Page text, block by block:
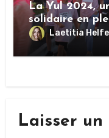
La Yul 2024,
solidaire en
Laetitia
Laisser un